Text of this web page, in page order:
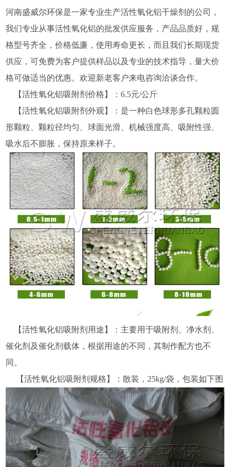
河南盛威尔环保是一家专业生产活性氧化铝干燥剂的公司，
我们专业从事活性氧化铝的批发供应服务，产品品质好，规
格型号齐全，价格低廉，使用寿命更长，而且我们长期现货
供应，可免费为客户提供样品以及专业的技术指导，量大价
格可做适当的优惠。欢迎新老客户来电咨询洽谈合作。
【活性氧化铝吸附剂价格】：6.5元/公斤
【活性氧化铝吸附剂外观】：是一种白色球形多孔颗粒圆
形颗粒、颗粒径均匀、球面光滑、机械强度高、吸附性强、
吸水后不膨胀，保持原来样子。
【活性氧化铝吸附剂用途】：主要用于吸附剂、净水剂、
催化剂及催化剂载体，根据用途的不同，其制作配方也不
同。
【活性氧化铝吸附剂规格】：散装，25kg/袋，包装如下图